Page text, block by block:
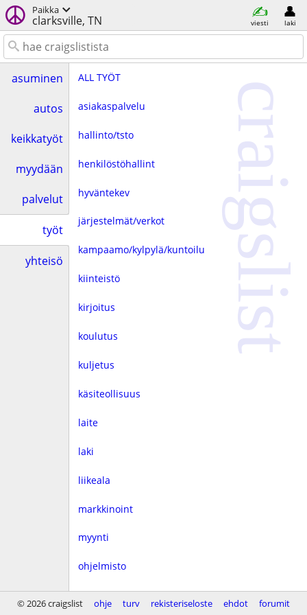
Paikka
clarksville, TN viesti laki
asuminen
autos
keikkatyöt
myydään
palvelut
työt
yhteisö
ALL TYÖT
asiakaspalvelu
hallinto/tsto
henkilöstöhallint
hyväntekev
järjestelmät/verkot
kampaamo/kylpylä/kuntoilu
kiinteistö
kirjoitus
koulutus
kuljetus
käsiteollisuus
laite
laki
liikeala
markkinoint
myynti
ohjelmisto
rahoitus
craigslist
© 2026 craigslist ohje turv rekisteriseloste ehdot forumit